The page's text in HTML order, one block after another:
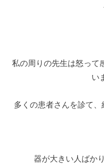
私の周りの先生は怒って
い
多くの患者さんを診て
器が大きい人ばか